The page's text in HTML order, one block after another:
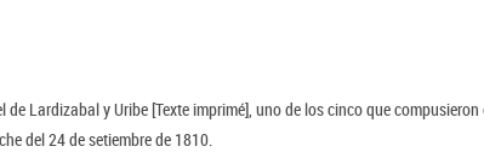
Lardizabal y Uribe [Texte imprimé], uno de los cinco que compusieron
del 24 de setiembre de 1810.